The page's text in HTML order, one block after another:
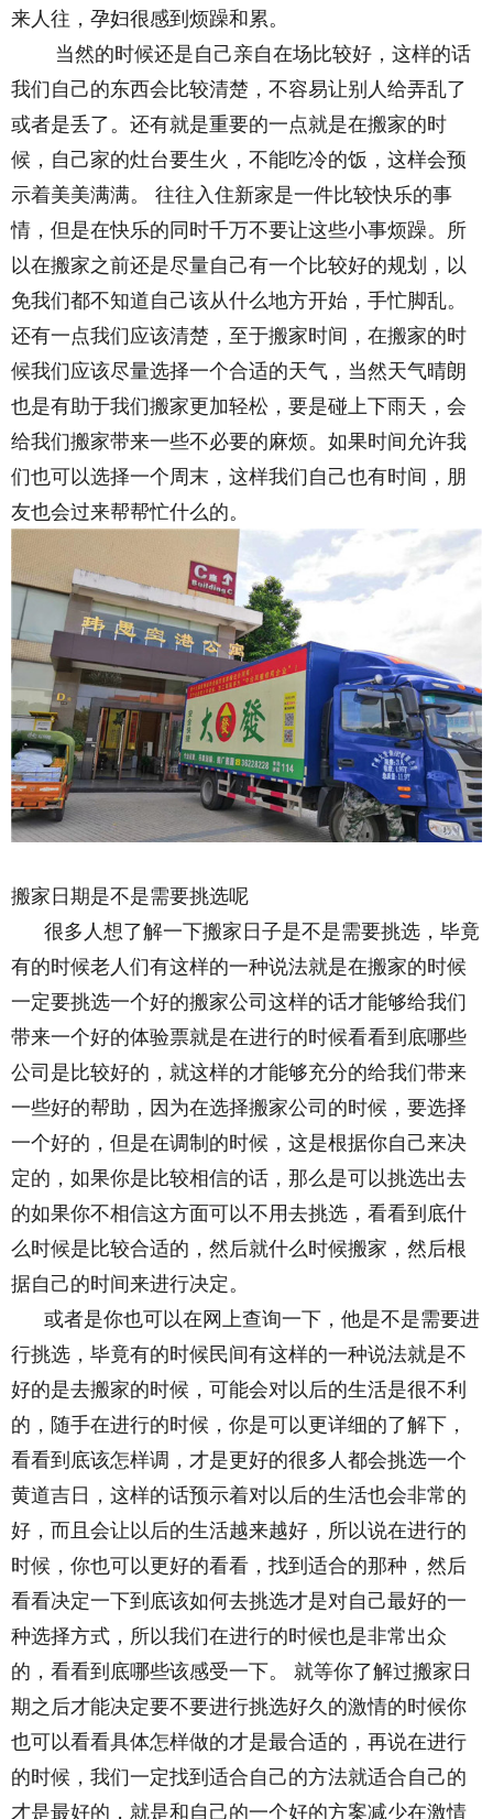
来人往，孕妇很感到烦躁和累。
当然的时候还是自己亲自在场比较好，这样的话
我们自己的东西会比较清楚，不容易让别人给弄乱了
或者是丢了。还有就是重要的一点就是在搬家的时
候，自己家的灶台要生火，不能吃冷的饭，这样会预
示着美美满满。 往往入住新家是一件比较快乐的事
情，但是在快乐的同时千万不要让这些小事烦躁。所
以在搬家之前还是尽量自己有一个比较好的规划，以
免我们都不知道自己该从什么地方开始，手忙脚乱。
还有一点我们应该清楚，至于搬家时间，在搬家的时
候我们应该尽量选择一个合适的天气，当然天气晴朗
也是有助于我们搬家更加轻松，要是碰上下雨天，会
给我们搬家带来一些不必要的麻烦。如果时间允许我
们也可以选择一个周末，这样我们自己也有时间，朋
友也会过来帮帮忙什么的。
搬家日期是不是需要挑选呢
很多人想了解一下搬家日子是不是需要挑选，毕竟
有的时候老人们有这样的一种说法就是在搬家的时候
一定要挑选一个好的搬家公司这样的话才能够给我们
带来一个好的体验票就是在进行的时候看看到底哪些
公司是比较好的，就这样的才能够充分的给我们带来
一些好的帮助，因为在选择搬家公司的时候，要选择
一个好的，但是在调制的时候，这是根据你自己来决
定的，如果你是比较相信的话，那么是可以挑选出去
的如果你不相信这方面可以不用去挑选，看看到底什
么时候是比较合适的，然后就什么时候搬家，然后根
据自己的时间来进行决定。
或者是你也可以在网上查询一下，他是不是需要进
行挑选，毕竟有的时候民间有这样的一种说法就是不
好的是去搬家的时候，可能会对以后的生活是很不利
的，随手在进行的时候，你是可以更详细的了解下，
看看到底该怎样调，才是更好的很多人都会挑选一个
黄道吉日，这样的话预示着对以后的生活也会非常的
好，而且会让以后的生活越来越好，所以说在进行的
时候，你也可以更好的看看，找到适合的那种，然后
看看决定一下到底该如何去挑选才是对自己最好的一
种选择方式，所以我们在进行的时候也是非常出众
的，看看到底哪些该感受一下。 就等你了解过搬家日
期之后才能决定要不要进行挑选好久的激情的时候你
也可以看看具体怎样做的才是最合适的，再说在进行
的时候，我们一定找到适合自己的方法就适合自己的
才是最好的，就是和自己的一个好的方案减少在激情